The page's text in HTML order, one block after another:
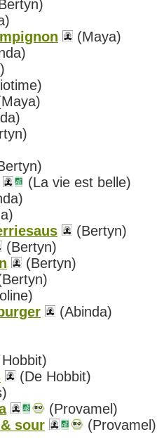
(Maya)
(La vie est belle)
(Bertyn)
(Bertyn)
(Bertyn)
(Abinda)
(De Hobbit)
(Provamel)
sour
(Provamel)